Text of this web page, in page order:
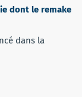
dont le remake
dans la